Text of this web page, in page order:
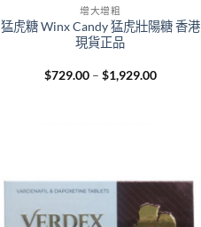
增大增粗
猛虎糖 Winx Candy 猛虎壯陽糖 香港
現貨正品
$729.00 – $1,929.00Price